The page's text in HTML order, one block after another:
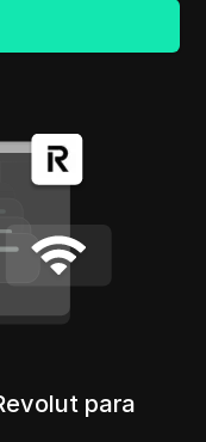
para